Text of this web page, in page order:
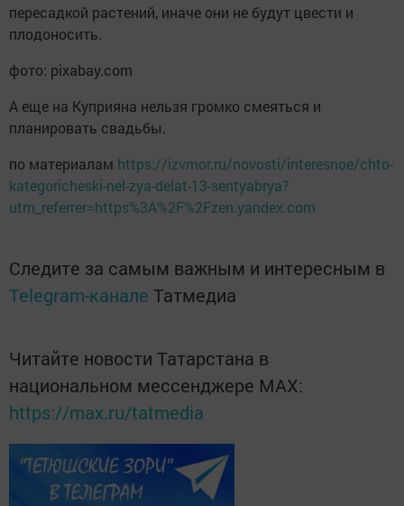
пересадкой растений, иначе они не будут цвести и
плодоносить.
фото: pixabay.com
А еще на Куприяна нельзя громко смеяться и
планировать свадьбы.
по материалам https://izvmor.ru/novosti/interesnoe/chto-
kategoricheski-nel-zya-delat-13-sentyabrya?
utm_referrer=https%3A%2F%2Fzen.yandex.com
Следите за самым важным и интересным в
Telegram-канале Татмедиа
Читайте новости Татарстана в
национальном мессенджере MАХ:
https://max.ru/tatmedia